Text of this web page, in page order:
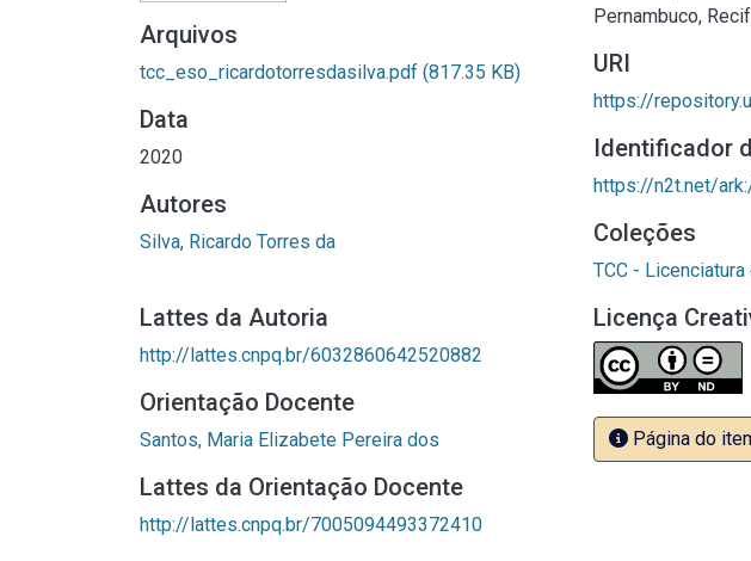
Arquivos
tcc_eso_ricardotorresdasilva.pdf (817.35 KB)
Data
2020
Autores
Silva, Ricardo Torres da
Lattes da Autoria
http://lattes.cnpq.br/6032860642520882
Orientação Docente
Santos, Maria Elizabete Pereira dos
Lattes da Orientação Docente
http://lattes.cnpq.br/7005094493372410
Pernambuco,
URI
https://
Identificador
https://n2t.net/
Coleções
TCC -
Licença
Página do